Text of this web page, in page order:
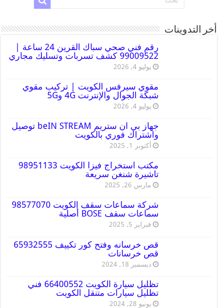
أخر التدوينات
رقم فني صحي سباك القرين 24 ساعة |
99009522 كشف تسربات وتسليك مجاري
يوليو 4, 2026
مقوي سيرفس الكويت | تركيب مقوي
شبكة الجوال والإنترنت 4G و5G
يوليو 4, 2026
جهاز بي ان ستريم beIN STREAM توصيل
واشتراك فوري بالكويت
أكتوبر 1, 2025
مكتب استخراج فيزا الكويت 98951133
تاشيرة شنغن سريعة
مارس 26, 2025
شركة سماعات سقف الكويت 98577070
سماعات سقف BOSE أصلية
فبراير 5, 2025
قص خرسانه وفتح كور تكييف 65932555
قص خرسانات
ديسمبر 18, 2024
تظليل سيارة الكويت 66400552 فني
تظليل سيارات متنقل الكويت
يونيو 28, 2024